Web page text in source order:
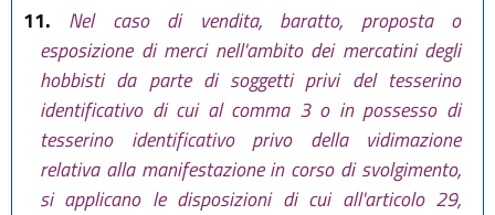
11.
Nel caso di vendita, baratto, proposta o
esposizione di merci nell'ambito dei mercatini degli
hobbisti da parte di soggetti privi del tesserino
identificativo di cui al comma 3 o in possesso di
tesserino identificativo privo della vidimazione
relativa alla manifestazione in corso di svolgimento,
si applicano le disposizioni di cui all'articolo 29,